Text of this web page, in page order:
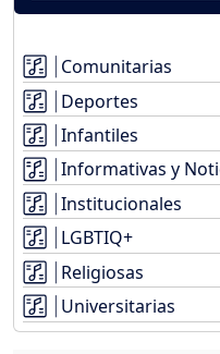
Comunitarias
Deportes
Infantiles
Informativas y
Institucionales
LGBTIQ+
Religiosas
Universitarias